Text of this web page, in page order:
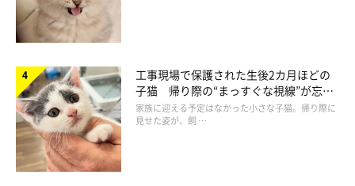
工事現場で保護された生後2カ月ほどの
子猫 帰り際の“まっすぐな視線”が忘れ
られず、家族の一員に
家族に迎える予定はなかった小さな子猫。帰り際に
見せた姿が、飼 …